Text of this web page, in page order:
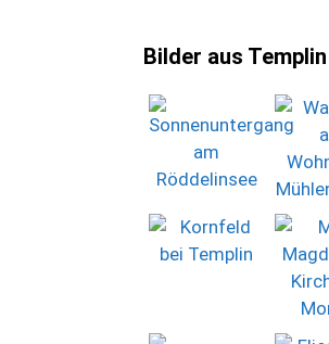
Bilder aus Templin